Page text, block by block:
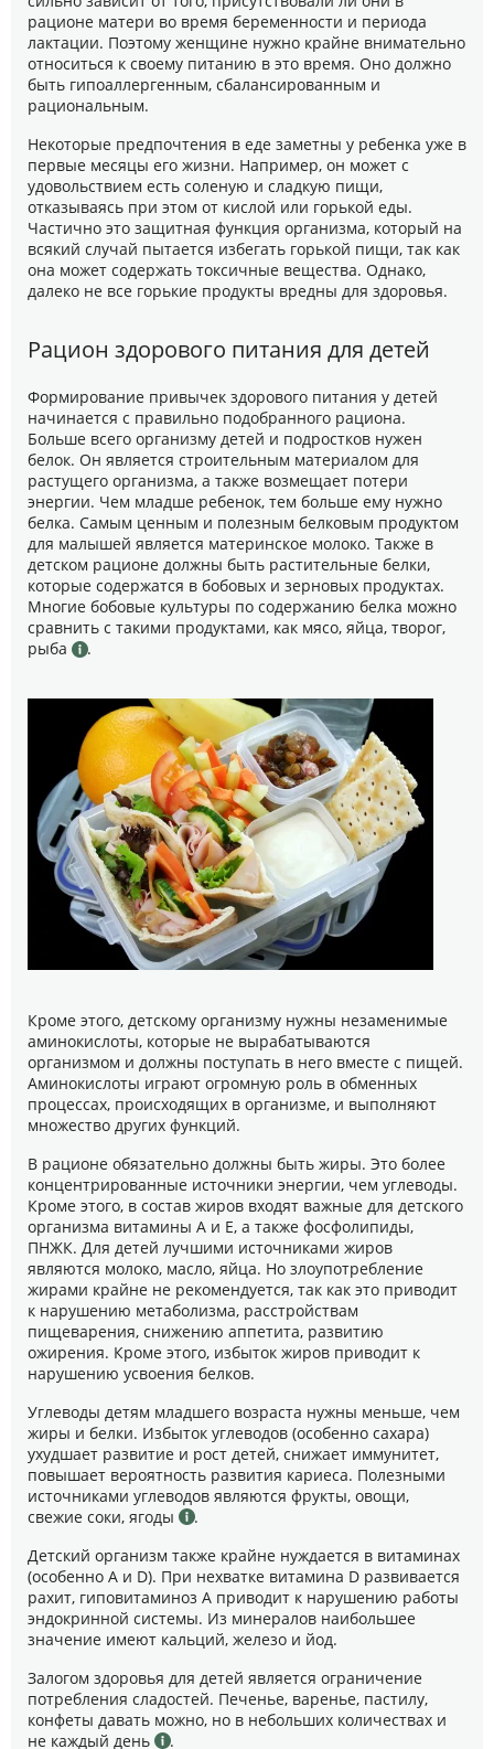
рационе матери во время беременности и периода
лактации. Поэтому женщине нужно крайне внимательно
относиться к своему питанию в это время. Оно должно
быть гипоаллергенным, сбалансированным и
рациональным.
Некоторые предпочтения в еде заметны у ребенка уже в
первые месяцы его жизни. Например, он может с
удовольствием есть соленую и сладкую пищи,
отказываясь при этом от кислой или горькой еды.
Частично это защитная функция организма, который на
всякий случай пытается избегать горькой пищи, так как
она может содержать токсичные вещества. Однако,
далеко не все горькие продукты вредны для здоровья.
Рацион здорового питания для детей
Формирование привычек здорового питания у детей
начинается с правильно подобранного рациона.
Больше всего организму детей и подростков нужен
белок. Он является строительным материалом для
растущего организма, а также возмещает потери
энергии. Чем младше ребенок, тем больше ему нужно
белка. Самым ценным и полезным белковым продуктом
для малышей является материнское молоко. Также в
детском рационе должны быть растительные белки,
которые содержатся в бобовых и зерновых продуктах.
Многие бобовые культуры по содержанию белка можно
сравнить с такими продуктами, как мясо, яйца, творог,
рыба
.
Кроме этого, детскому организму нужны незаменимые
аминокислоты, которые не вырабатываются
организмом и должны поступать в него вместе с пищей.
Аминокислоты играют огромную роль в обменных
процессах, происходящих в организме, и выполняют
множество других функций.
В рационе обязательно должны быть жиры. Это более
концентрированные источники энергии, чем углеводы.
Кроме этого, в состав жиров входят важные для детского
организма витамины А и E, а также фосфолипиды,
ПНЖК. Для детей лучшими источниками жиров
являются молоко, масло, яйца. Но злоупотребление
жирами крайне не рекомендуется, так как это приводит
к нарушению метаболизма, расстройствам
пищеварения, снижению аппетита, развитию
ожирения. Кроме этого, избыток жиров приводит к
нарушению усвоения белков.
Углеводы детям младшего возраста нужны меньше, чем
жиры и белки. Избыток углеводов (особенно сахара)
ухудшает развитие и рост детей, снижает иммунитет,
повышает вероятность развития кариеса. Полезными
источниками углеводов являются фрукты, овощи,
свежие соки, ягоды
.
Детский организм также крайне нуждается в витаминах
(особенно А и D). При нехватке витамина D развивается
рахит, гиповитаминоз А приводит к нарушению работы
эндокринной системы. Из минералов наибольшее
значение имеют кальций, железо и йод.
Залогом здоровья для детей является ограничение
потребления сладостей. Печенье, варенье, пастилу,
конфеты давать можно, но в небольших количествах и
не каждый день
.